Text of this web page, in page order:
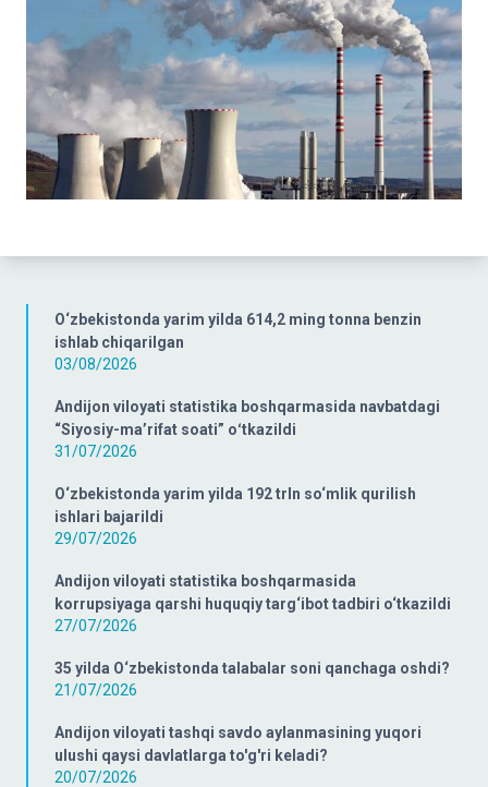
O‘zbekistonda yarim yilda 614,2 ming tonna benzin
ishlab chiqarilgan
03/08/2026
Andijon viloyati statistika boshqarmasida navbatdagi
“Siyosiy-ma’rifat soati” oʻtkazildi
31/07/2026
O‘zbekistonda yarim yilda 192 trln so‘mlik qurilish
ishlari bajarildi
29/07/2026
Andijon viloyati statistika boshqarmasida
korrupsiyaga qarshi huquqiy targ‘ibot tadbiri o‘tkazildi
27/07/2026
35 yilda O‘zbekistonda talabalar soni qanchaga oshdi?
21/07/2026
Andijon viloyati tashqi savdo aylanmasining yuqori
ulushi qaysi davlatlarga to'g'ri keladi?
20/07/2026